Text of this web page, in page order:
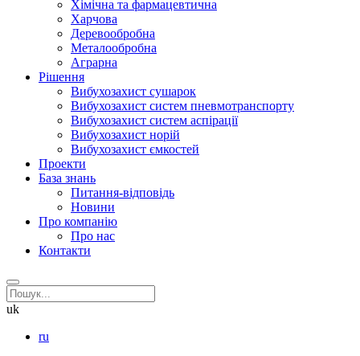
Хімічна та фармацевтична
Харчова
Деревообробна
Металообробна
Аграрна
Рішення
Вибухозахист сушарок
Вибухозахист систем пневмотранспорту
Вибухозахист систем аспірації
Вибухозахист норій
Вибухозахист ємкостей
Проекти
База знань
Питання-відповідь
Новини
Про компанію
Про нас
Контакти
uk
ru